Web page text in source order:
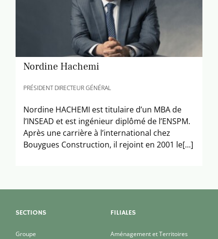
Nordine Hachemi
PRÉSIDENT DIRECTEUR GÉNÉRAL
Nordine HACHEMI est titulaire d’un MBA de
l’INSEAD et est ingénieur diplômé de l’ENSPM.
Après une carrière à l’international chez
Bouygues Construction, il rejoint en 2001 le[...]
SECTIONS
Groupe
FILIALES
Aménagement et Territoires